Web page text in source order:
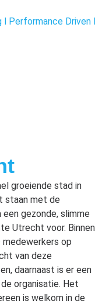
groeiende stad in
staan met de
gezonde, slimme
Utrecht voor. Binnen
op
van deze
daarnaast is er een
organisatie. Het
is welkom in de